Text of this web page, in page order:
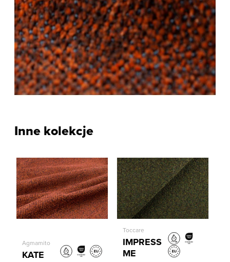
Inne kolekcje
Agmamito
KATE
Toccare
IMPRESS
ME